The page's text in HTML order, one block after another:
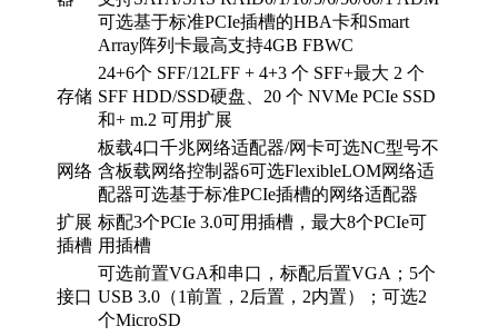
可选基于标准PCIe插槽的HBA卡和Smart
Array阵列卡最高支持4GB FBWC
存储
24+6个 SFF/12LFF + 4+3 个 SFF+最大 2 个
SFF HDD/SSD硬盘、20 个 NVMe PCIe SSD
和+ m.2 可用扩展
网络
板载4口千兆网络适配器/网卡可选NC型号不
含板载网络控制器6可选FlexibleLOM网络适
配器可选基于标准PCIe插槽的网络适配器
扩展
插槽
标配3个PCIe 3.0可用插槽，最大8个PCIe可
用插槽
接口
可选前置VGA和串口，标配后置VGA；5个
USB 3.0（1前置，2后置，2内置）；可选2
个MicroSD